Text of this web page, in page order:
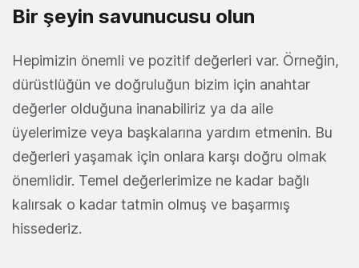
Bir şeyin savunucusu olun
Hepimizin önemli ve pozitif değerleri var. Örneğin,
dürüstlüğün ve doğruluğun bizim için anahtar
değerler olduğuna inanabiliriz ya da aile
üyelerimize veya başkalarına yardım etmenin. Bu
değerleri yaşamak için onlara karşı doğru olmak
önemlidir. Temel değerlerimize ne kadar bağlı
kalırsak o kadar tatmin olmuş ve başarmış
hissederiz.